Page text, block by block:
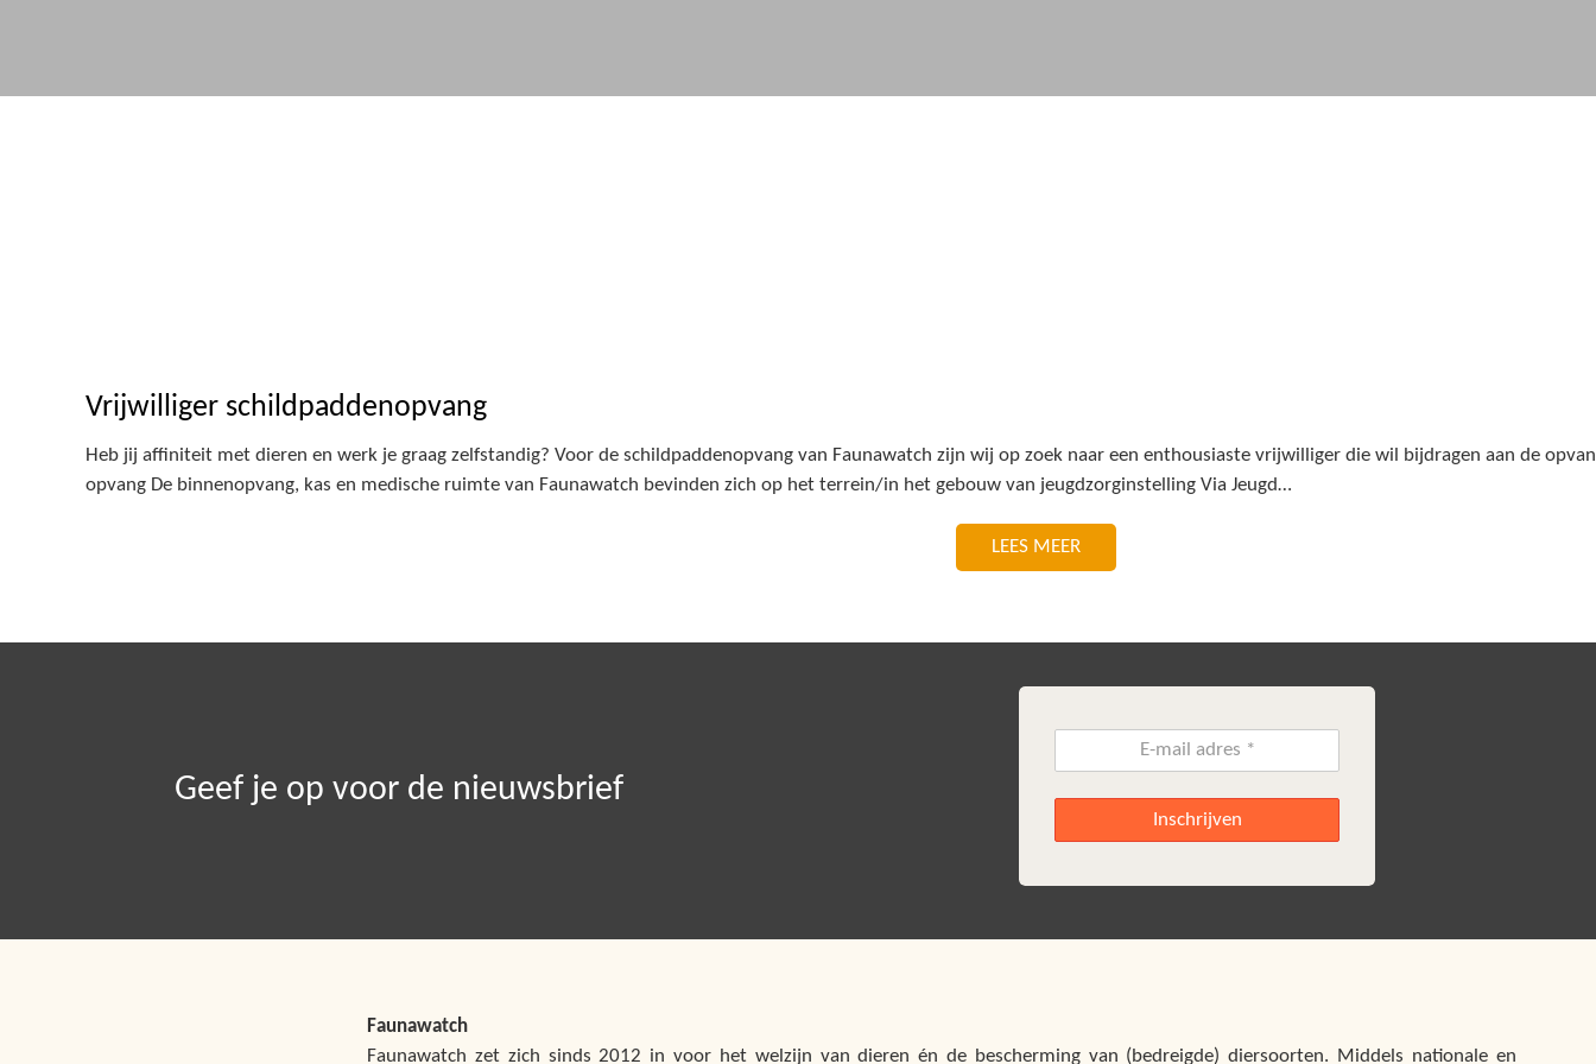
Vrijwilliger schildpaddenopvang
Heb jij affiniteit met dieren en werk je graag zelfstandig? Voor de schildpaddenopvang van Faunawatch zijn wij op zoek naar een enthousiaste vrijwilliger die wil bijdragen aan de
opvang De binnenopvang, kas en medische ruimte van Faunawatch bevinden zich op het terrein/in het gebouw van jeugdzorginstelling Via Jeugd…
LEES MEER
Geef je op voor de nieuwsbrief
Inschrijven
Faunawatch
Faunawatch zet zich sinds 2012 in voor het welzijn van dieren én de bescherming van (bedreigde) diersoorten. Middels nationale en